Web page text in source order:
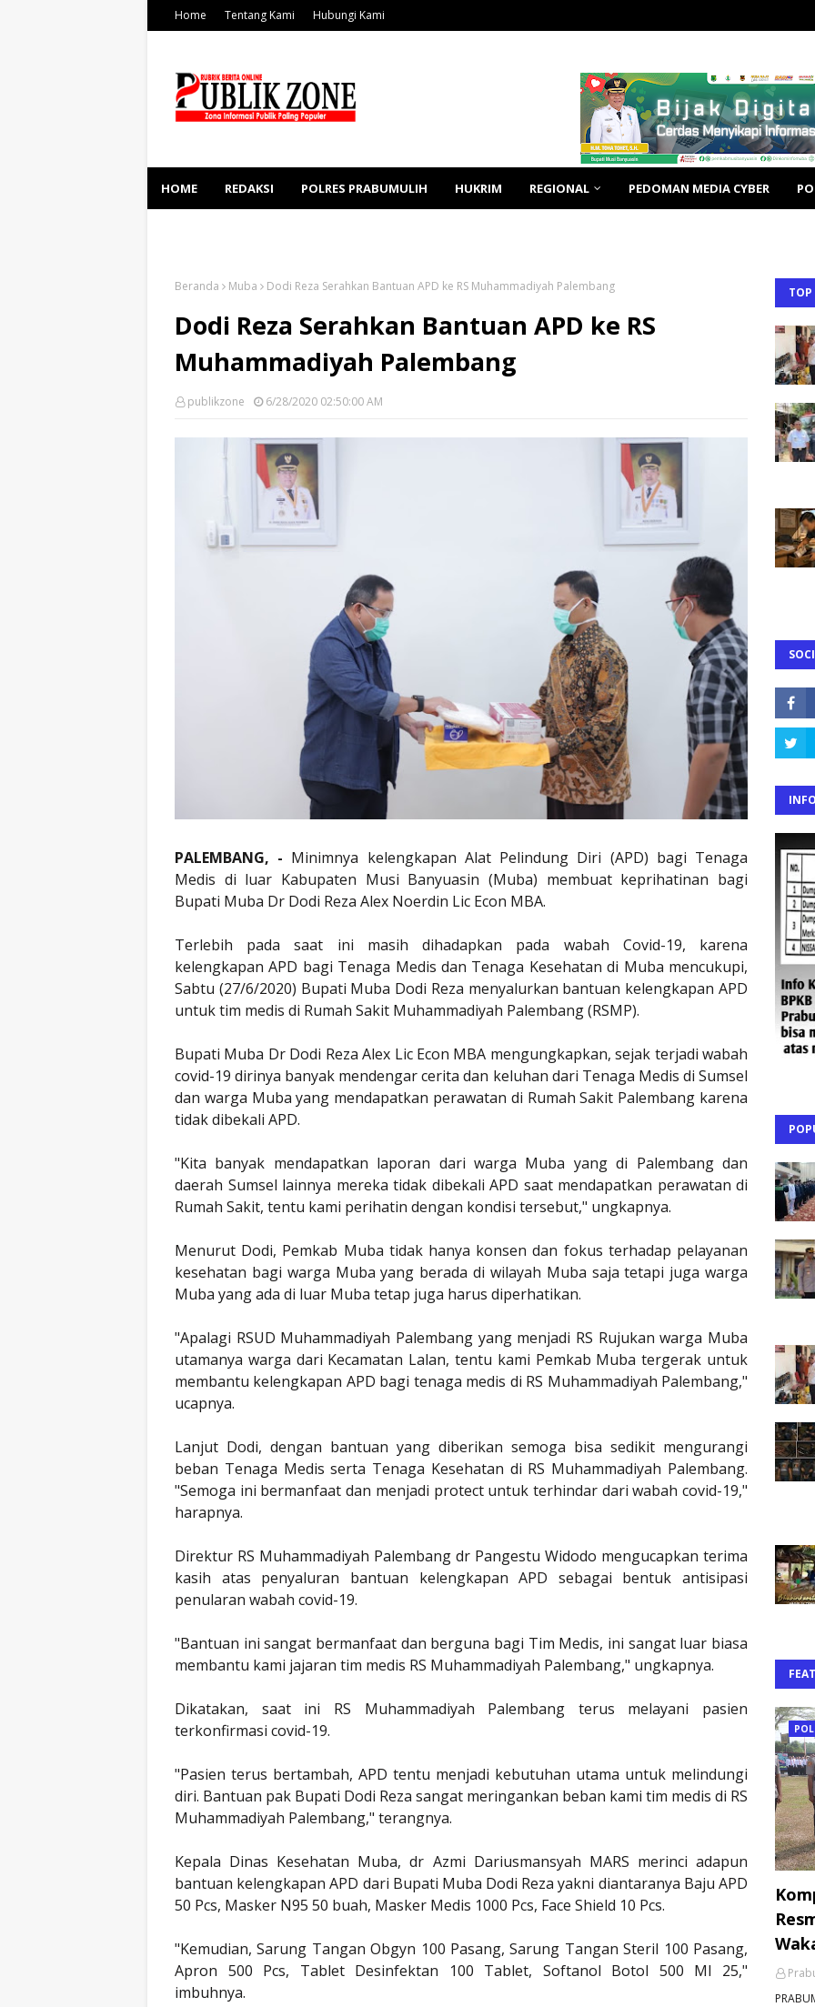
Home Tentang Kami Hubungi Kami
HOME REDAKSI POLRES PRABUMULIH HUKRIM REGIONAL PEDOMAN MEDIA CYBER
Beranda Muba Dodi Reza Serahkan Bantuan APD ke RS Muhammadiyah Palembang
Dodi Reza Serahkan Bantuan APD ke RS
Muhammadiyah Palembang
publikzone 6/28/2020 02:50:00 AM
PALEMBANG, - Minimnya kelengkapan Alat Pelindung Diri (APD) bagi Tenaga
Medis di luar Kabupaten Musi Banyuasin (Muba) membuat keprihatinan bagi
Bupati Muba Dr Dodi Reza Alex Noerdin Lic Econ MBA.
Terlebih pada saat ini masih dihadapkan pada wabah Covid-19, karena
kelengkapan APD bagi Tenaga Medis dan Tenaga Kesehatan di Muba mencukupi,
Sabtu (27/6/2020) Bupati Muba Dodi Reza menyalurkan bantuan kelengkapan APD
untuk tim medis di Rumah Sakit Muhammadiyah Palembang (RSMP).
Bupati Muba Dr Dodi Reza Alex Lic Econ MBA mengungkapkan, sejak terjadi wabah
covid-19 dirinya banyak mendengar cerita dan keluhan dari Tenaga Medis di Sumsel
dan warga Muba yang mendapatkan perawatan di Rumah Sakit Palembang karena
tidak dibekali APD.
"Kita banyak mendapatkan laporan dari warga Muba yang di Palembang dan
daerah Sumsel lainnya mereka tidak dibekali APD saat mendapatkan perawatan di
Rumah Sakit, tentu kami perihatin dengan kondisi tersebut," ungkapnya.
Menurut Dodi, Pemkab Muba tidak hanya konsen dan fokus terhadap pelayanan
kesehatan bagi warga Muba yang berada di wilayah Muba saja tetapi juga warga
Muba yang ada di luar Muba tetap juga harus diperhatikan.
"Apalagi RSUD Muhammadiyah Palembang yang menjadi RS Rujukan warga Muba
utamanya warga dari Kecamatan Lalan, tentu kami Pemkab Muba tergerak untuk
membantu kelengkapan APD bagi tenaga medis di RS Muhammadiyah Palembang,"
ucapnya.
Lanjut Dodi, dengan bantuan yang diberikan semoga bisa sedikit mengurangi
beban Tenaga Medis serta Tenaga Kesehatan di RS Muhammadiyah Palembang.
"Semoga ini bermanfaat dan menjadi protect untuk terhindar dari wabah covid-19,"
harapnya.
Direktur RS Muhammadiyah Palembang dr Pangestu Widodo mengucapkan terima
kasih atas penyaluran bantuan kelengkapan APD sebagai bentuk antisipasi
penularan wabah covid-19.
"Bantuan ini sangat bermanfaat dan berguna bagi Tim Medis, ini sangat luar biasa
membantu kami jajaran tim medis RS Muhammadiyah Palembang," ungkapnya.
Dikatakan, saat ini RS Muhammadiyah Palembang terus melayani pasien
terkonfirmasi covid-19.
"Pasien terus bertambah, APD tentu menjadi kebutuhan utama untuk melindungi
diri. Bantuan pak Bupati Dodi Reza sangat meringankan beban kami tim medis di RS
Muhammadiyah Palembang," terangnya.
Kepala Dinas Kesehatan Muba, dr Azmi Dariusmansyah MARS merinci adapun
bantuan kelengkapan APD dari Bupati Muba Dodi Reza yakni diantaranya Baju APD
50 Pcs, Masker N95 50 buah, Masker Medis 1000 Pcs, Face Shield 10 Pcs.
"Kemudian, Sarung Tangan Obgyn 100 Pasang, Sarung Tangan Steril 100 Pasang,
Apron 500 Pcs, Tablet Desinfektan 100 Tablet, Softanol Botol 500 Ml 25,"
imbuhnya.